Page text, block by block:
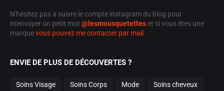
N'hésitez pas à suivre le compte instagram du blog pour
m'envoyer un petit mot @lesmousquetetteset si vous êtes une
marquevous pouvez me contacter par mail
ENVIE DE PLUS DE DÉCOUVERTES ?
Soins Visage Soins Corps Mode Soins cheveux